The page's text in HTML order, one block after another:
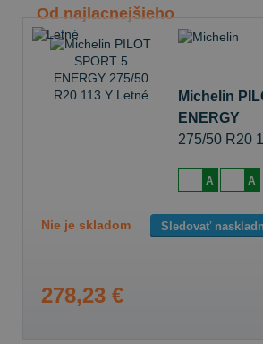
Od najlacnejšieho
Michelin
ENERGY
275/50 R20
A A
Nie je skladom Sledovať
278,23 €